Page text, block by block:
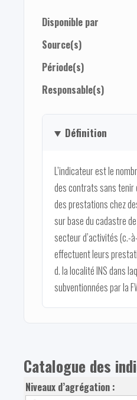
Disponible par
Source(s)
Période(s)
Responsable(s)
Définition
L’indicateur est le
des contrats sans
des prestations chez
sur base du cadastre
secteur d’activités (c.-
effectuent leurs
d. la localité INS dans
subventionnées par la
Catalogue des
Niveaux d’agrégation :